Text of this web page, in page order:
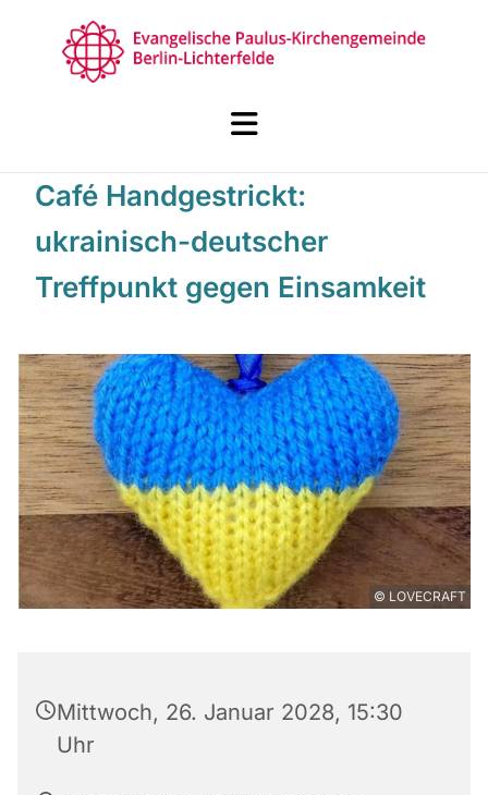
Café Handgestrickt:
ukrainisch-deutscher
Treffpunkt gegen Einsamkeit
© LOVECRAFT
Mittwoch, 26. Januar 2028, 15:30
Uhr